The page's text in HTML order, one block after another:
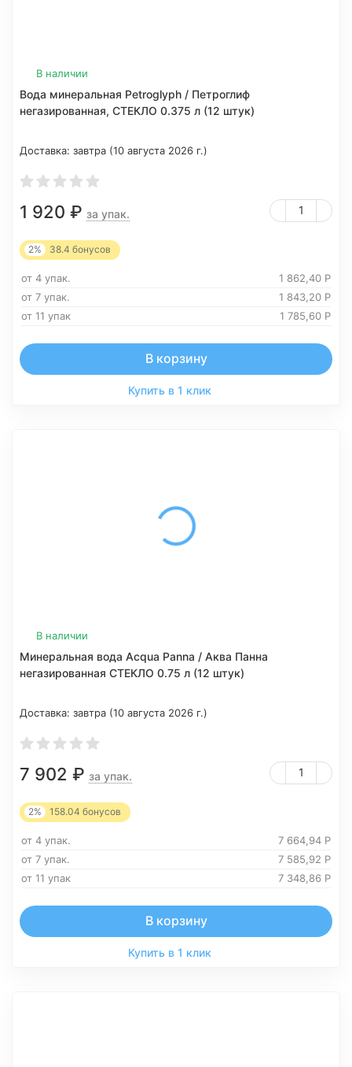
В наличии
Вода минеральная Petroglyph / Петроглиф
негазированная, СТЕКЛО 0.375 л (12 штук)
Доставка: завтра (10 августа 2026 г.)
1 920 ₽ за упак.
2% 38.4 бонусов
от 4 упак. 1 862,40 Р
от 7 упак.
1 843,20 Р
от 11 упак
1 785,60 Р
В корзину
Купить в 1 клик
В наличии
Минеральная вода Acqua Panna / Аква Панна
негазированная СТЕКЛО 0.75 л (12 штук)
Доставка: завтра (10 августа 2026 г.)
7 902 ₽ за упак.
2% 158.04 бонусов
от 4 упак. 7 664,94 Р
от 7 упак.
7 585,92 Р
от 11 упак
7 348,86 Р
В корзину
Купить в 1 клик